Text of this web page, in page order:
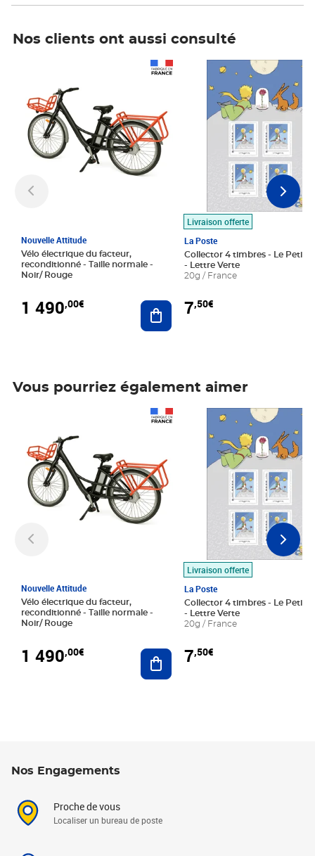
Nos clients ont aussi consulté
Nouvelle Attitude
Vélo électrique du facteur,
reconditionné - Taille normale -
Noir/ Rouge
1 490,00€ Ajouter au panier
Livraison offerte
La Poste
Collector 4 timbres - Le Petit
- Lettre Verte
20g / France
7,50€
Prix 7,50€
Vous pourriez également aimer
Nouvelle Attitude
Vélo électrique du facteur,
reconditionné - Taille normale -
Noir/ Rouge
1 490,00€ Ajouter au panier
Livraison offerte
La Poste
Collector 4 timbres - Le Petit
- Lettre Verte
20g / France
7,50€
Prix 7,50€
Nos Engagements
Proche de vous
Localiser un bureau de poste